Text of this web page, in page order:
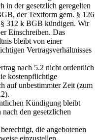
in der gesetzlich geregelten
der Textform gem. § 126
312 k BGB kündigen. Wir
Einschreiben. Das
bleibt von einer
Vertragsverhältnisses
nach 5.2 nicht ordentlich
kostenpflichtige
auf unbestimmter Zeit (zum
Kündigung bleibt
den gesetzlichen
die angebotenen
einzustellen.